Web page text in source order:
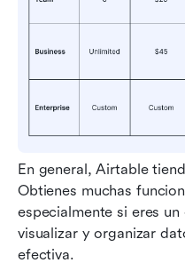
En general, Airtable
Obtienes muchas
especialmente si eres
visualizar y organizar
efectiva.